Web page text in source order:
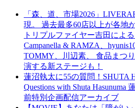
「森、道、市場2026」
現。 過去最多60店以上が各地
トリプルファイヤー吉田によ
Campanella & RAMZA、
TOMMY、川辺素、 食品まつ
演する新ステージも！
蓮沼執太に55の質問！SHUTA
Questions with Shuta Hasunuma
前特別企画配信アーカイブ